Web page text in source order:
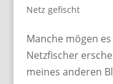
Netz gefischt
Manche mögen
Netzfischer
meines anderen